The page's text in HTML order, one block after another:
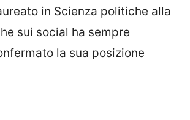
in Scienza politiche alla
sui social ha sempre
la sua posizione